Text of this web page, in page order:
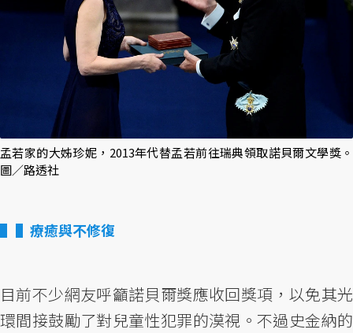
孟若家的大姊珍妮，2013年代替孟若前往瑞典領取諾貝爾文學獎。
圖／路透社
▌療癒與不修復
目前不少網友呼籲諾貝爾獎應收回獎項，以免其光
環間接鼓勵了對兒童性犯罪的漠視。不過史金納的